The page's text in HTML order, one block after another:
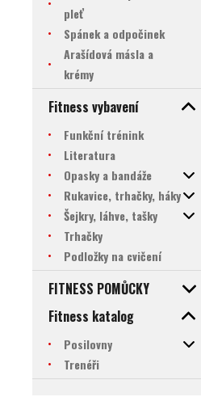
pleť
Spánek a odpočinek
Arašídová másla a
krémy
Fitness vybavení
Funkční trénink
Literatura
Opasky a bandáže
Rukavice, trhačky, háky
Šejkry, láhve, tašky
Trhačky
Podložky na cvičení
FITNESS POMŮCKY
Fitness katalog
Posilovny
Trenéři